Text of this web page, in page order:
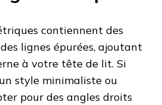
contiennent des
lignes épurées, ajoutant
à votre tête de lit. Si
style minimaliste ou
pour des angles droits